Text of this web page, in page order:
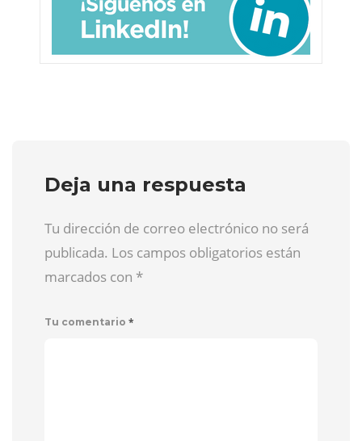
Deja una respuesta
Tu dirección de correo electrónico no será
publicada. Los campos obligatorios están
marcados con *
Tu comentario *